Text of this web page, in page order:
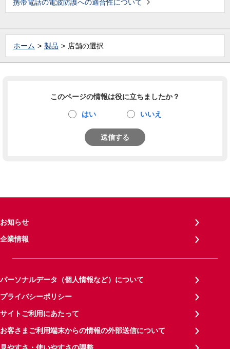
携帯電話の電波防護への適合性について
ホーム 製品 店舗の選択
このページの情報は役に立ちましたか？
はい いいえ
送信する
お知らせ
企業情報
パーソナルデータ（個人情報など）について
プライバシーポリシー
サイトご利用にあたって
お客さまご利用端末からの情報の外部送信について